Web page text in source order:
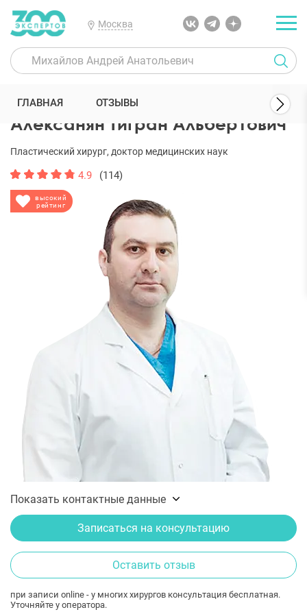
Москва
300 Экспертов Пластические хирурги Алексанян Тигран
Алексанян Тигран Альбертович
высокий
рейтинг
Пластический хирург, доктор медицинских наук
4.9 (114)
Показать контактные данные
Записаться на консультацию
Оставить отзыв
при записи online - у многих хирургов консультация бесплатная.
Уточняйте у оператора.
ГЛАВНАЯ ОТЗЫВЫ